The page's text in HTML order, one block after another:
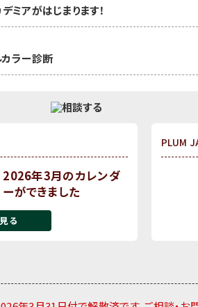
ミアがはじまります！
ラー診断
2026年3月のカレンダ
ーができました
る
PLUM